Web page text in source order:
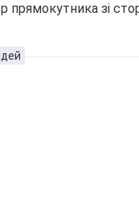
прямокутника зі